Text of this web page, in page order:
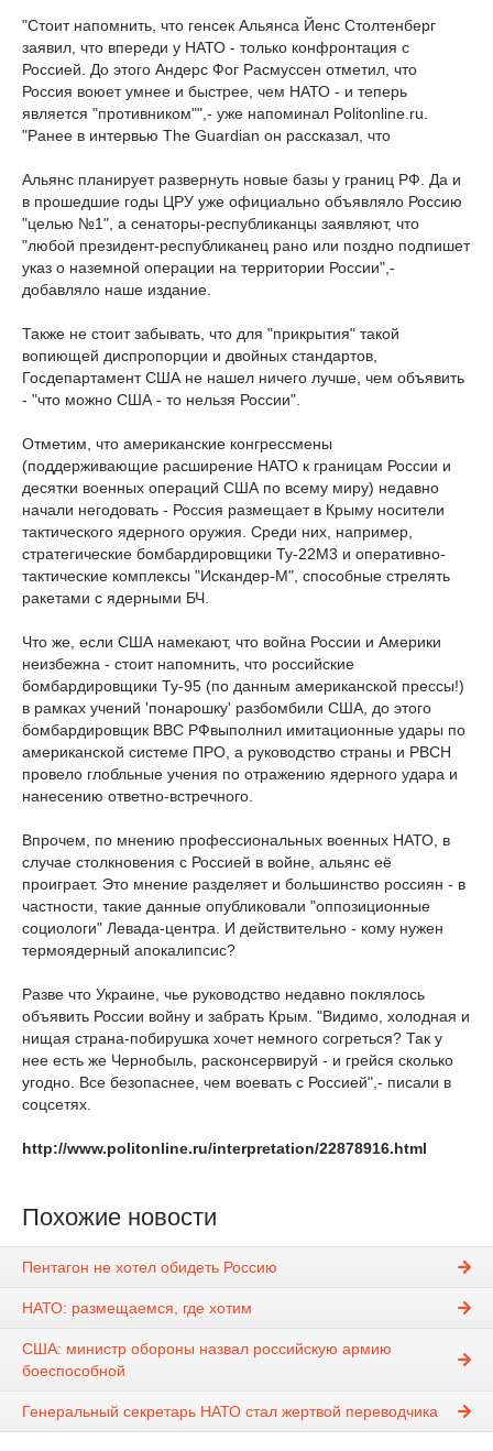
"Стоит напомнить, что генсек Альянса Йенс Столтенберг
заявил, что впереди у НАТО - только конфронтация с
Россией. До этого Андерс Фог Расмуссен отметил, что
Россия воюет умнее и быстрее, чем НАТО - и теперь
является "противником"",- уже напоминал Politonline.ru.
"Ранее в интервью The Guardian он рассказал, что
Альянс планирует развернуть новые базы у границ РФ. Да и
в прошедшие годы ЦРУ уже официально объявляло Россию
"целью №1", а сенаторы-республиканцы заявляют, что
"любой президент-республиканец рано или поздно подпишет
указ о наземной операции на территории России",-
добавляло наше издание.
Также не стоит забывать, что для "прикрытия" такой
вопиющей диспропорции и двойных стандартов,
Госдепартамент США не нашел ничего лучше, чем объявить
- "что можно США - то нельзя России".
Отметим, что американские конгрессмены
(поддерживающие расширение НАТО к границам России и
десятки военных операций США по всему миру) недавно
начали негодовать - Россия размещает в Крыму носители
тактического ядерного оружия. Среди них, например,
стратегические бомбардировщики Ту-22М3 и оперативно-
тактические комплексы "Искандер-М", способные стрелять
ракетами с ядерными БЧ.
Что же, если США намекают, что война России и Америки
неизбежна - стоит напомнить, что российские
бомбардировщики Ту-95 (по данным американской прессы!)
в рамках учений 'понарошку' разбомбили США, до этого
бомбардировщик ВВС РФвыполнил имитационные удары по
американской системе ПРО, а руководство страны и РВСН
провело глобльные учения по отражению ядерного удара и
нанесению ответно-встречного.
Впрочем, по мнению профессиональных военных НАТО, в
случае столкновения с Россией в войне, альянс её
проиграет. Это мнение разделяет и большинство россиян - в
частности, такие данные опубликовали "оппозиционные
социологи" Левада-центра. И действительно - кому нужен
термоядерный апокалипсис?
Разве что Украине, чье руководство недавно поклялось
объявить России войну и забрать Крым. "Видимо, холодная и
нищая страна-побирушка хочет немного согреться? Так у
нее есть же Чернобыль, расконсервируй - и грейся сколько
угодно. Все безопаснее, чем воевать с Россией",- писали в
соцсетях.
http://www.politonline.ru/interpretation/22878916.html
Похожие новости
Пентагон не хотел обидеть Россию
НАТО: размещаемся, где хотим
США: министр обороны назвал российскую армию
боеспособной
Генеральный секретарь НАТО стал жертвой переводчика